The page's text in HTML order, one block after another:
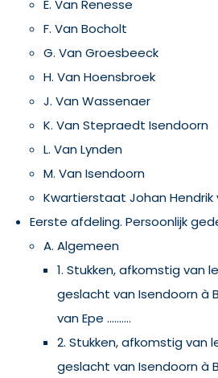
E. Van Renesse
F. Van Bocholt
G. Van Groesbeeck
H. Van Hoensbroek
J. Van Wassenaer
K. Van Stepraedt Isendoorn
L. Van Lynden
M. Van Isendoorn
Kwartierstaat Johan Hendrik
Eerste afdeling. Persoonlijk
A. Algemeen
1. Stukken, afkomstig van
geslacht van Isendoorn à
van Epe ..........
2. Stukken, afkomstig van
geslacht van Isendoorn à